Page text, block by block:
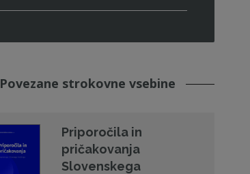
Povezane strokovne vsebine
Priporočila in
pričakovanja
Slovenskega